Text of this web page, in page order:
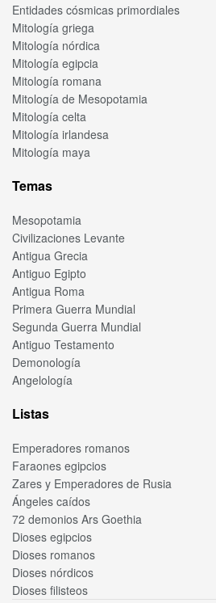
Entidades cósmicas primordiales
Mitología griega
Mitología nórdica
Mitología egipcia
Mitología romana
Mitología de Mesopotamia
Mitología celta
Mitología irlandesa
Mitología maya
Temas
Mesopotamia
Civilizaciones Levante
Antigua Grecia
Antiguo Egipto
Antigua Roma
Primera Guerra Mundial
Segunda Guerra Mundial
Antiguo Testamento
Demonología
Angelología
Listas
Emperadores romanos
Faraones egipcios
Zares y Emperadores de Rusia
Ángeles caídos
72 demonios Ars Goethia
Dioses egipcios
Dioses romanos
Dioses nórdicos
Dioses filisteos